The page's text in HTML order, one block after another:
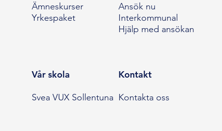
Ämneskurser
Yrkespaket
Ansök nu
Interkommunal
Hjälp med ansökan
Vår skola
Svea VUX Sollentuna
Kontakt
Kontakta oss